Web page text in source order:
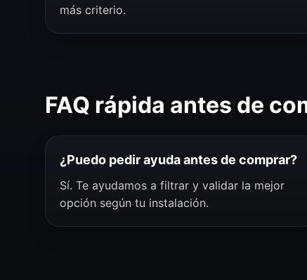
más criterio.
FAQ rápida antes de
¿Puedo pedir ayuda antes de comprar?
Sí. Te ayudamos a filtrar y validar la mejor
opción según tu instalación.